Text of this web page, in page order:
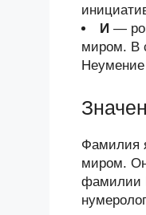
И —
миром. В
Неумение
Фамилия
миром.
фамилии